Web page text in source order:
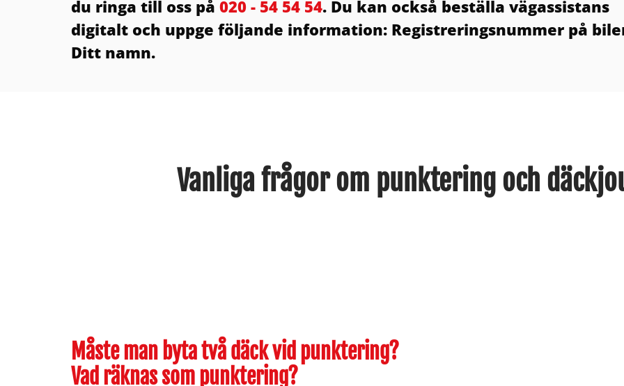
du ringa till oss på 020 - 54 54 54. Du kan också beställa vägassistans
digitalt och uppge följande information: Registreringsnummer på
Ditt namn.
Vanliga frågor om punktering och
Måste man byta två däck vid punktering?
Vad räknas som punktering?